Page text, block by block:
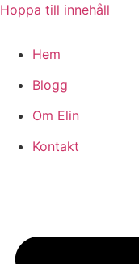
Hoppa till innehåll
Hem
Blogg
Om Elin
Kontakt